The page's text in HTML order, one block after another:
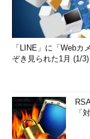
「LINE」に「Webカ
ぞき見られた1月 (1/3)
「